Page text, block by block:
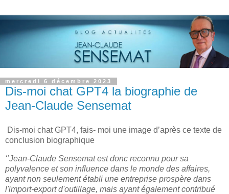
mercredi 6 décembre 2023
Dis-moi chat GPT4 la biographie de
Jean-Claude Sensemat
Dis-moi chat GPT4, fais- moi une image d’après ce texte de
conclusion biographique
‘’Jean-Claude Sensemat est donc reconnu pour sa
polyvalence et son influence dans le monde des affaires,
ayant non seulement établi une entreprise prospère dans
l'import-export d'outillage, mais ayant également contribué